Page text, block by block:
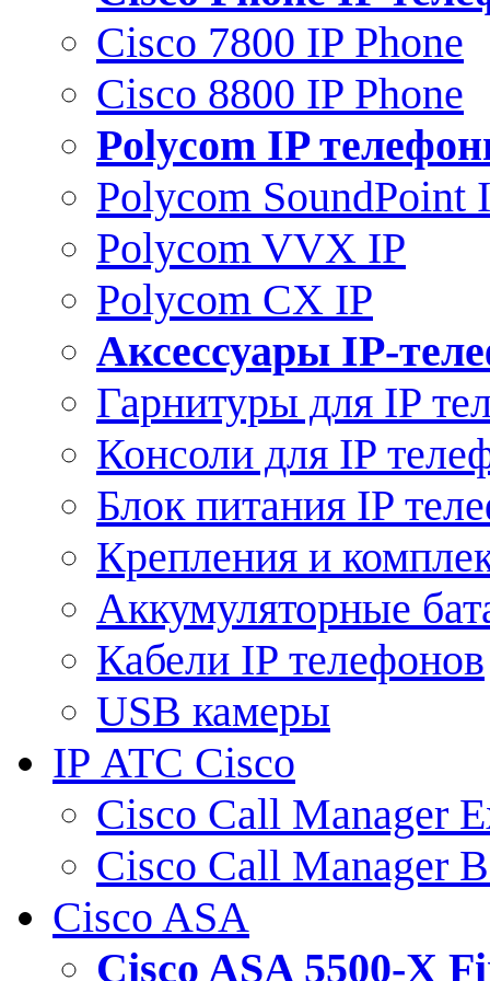
Cisco 7800 IP Phone
Cisco 8800 IP Phone
Polycom IP
Polycom SoundPoint
Polycom VVX IP
Polycom CX IP
Аксессуары IP-
Гарнитуры для IP
Консоли для IP
Блок питания IP
Крепления и
Аккумуляторные
Кабели IP телефонов
USB камеры
IP АТС Cisco
Cisco Call Manager
Cisco Call Manager
Cisco ASA
Cisco ASA 5500-X